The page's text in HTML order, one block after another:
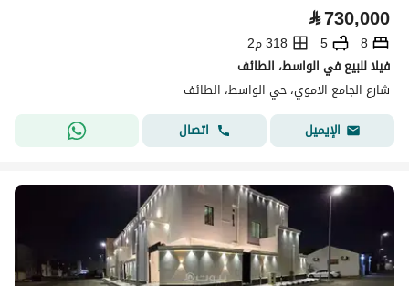
⃁730,000
8
5
318 م2
فيلا للبيع في الواسط، الطائف
شارع الجامع الاموي، حي الواسط، الطائف
الإيميل
اتصال